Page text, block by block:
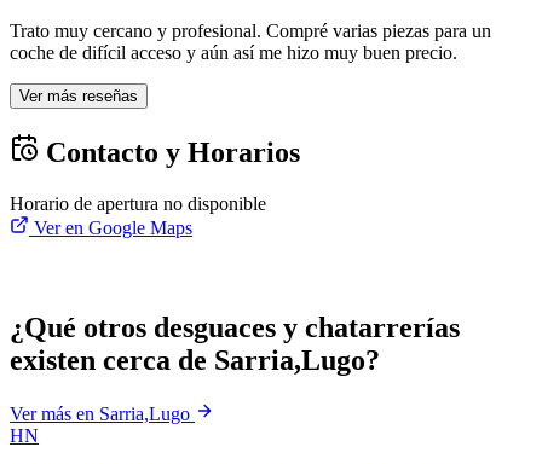
Trato muy cercano y profesional. Compré varias piezas para un
coche de difícil acceso y aún así me hizo muy buen precio.
Ver más reseñas
Contacto y Horarios
Horario de apertura no disponible
Ver en Google Maps
¿Qué otros desguaces y chatarrerías
existen cerca de Sarria,Lugo?
Ver más en Sarria,Lugo
HN